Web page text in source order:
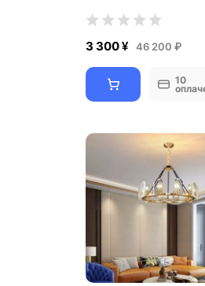
3 300 ¥ 46 200 ₽
10